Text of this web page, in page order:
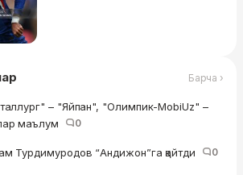
Барча ›
– "Яйпан", "Олимпик-MobiUz" –
маълум
0
Турдимуродов “Андижон”га қайтди 0